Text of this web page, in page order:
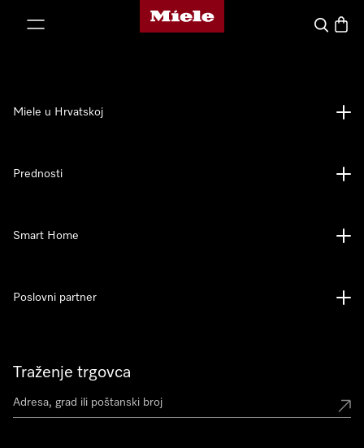
Miele početna stranica
Pretraga
Traženje trgovca
Miele u Hrvatskoj
Prednosti
Smart Home
Poslovni partner